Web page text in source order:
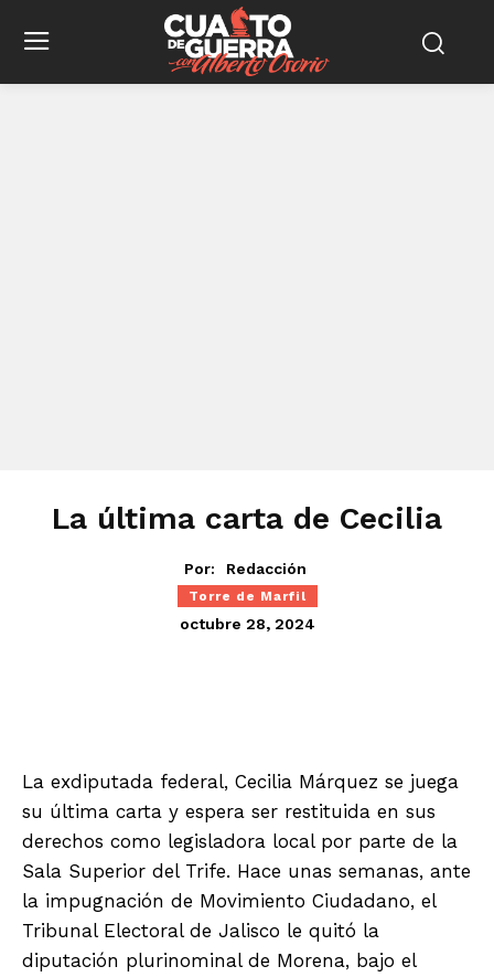
La última carta de Cecilia
Por: Redacción
Torre de Marfil
octubre 28, 2024
La exdiputada federal, Cecilia Márquez se juega
su última carta y espera ser restituida en sus
derechos como legisladora local por parte de la
Sala Superior del Trife. Hace unas semanas, ante
la impugnación de Movimiento Ciudadano, el
Tribunal Electoral de Jalisco le quitó la
diputación plurinominal de Morena, bajo el